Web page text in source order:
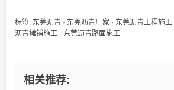
标签: 东莞沥青 · 东莞沥青厂家 · 东莞沥青工程施工
沥青摊铺施工 · 东莞沥青路面施工
相关推荐: